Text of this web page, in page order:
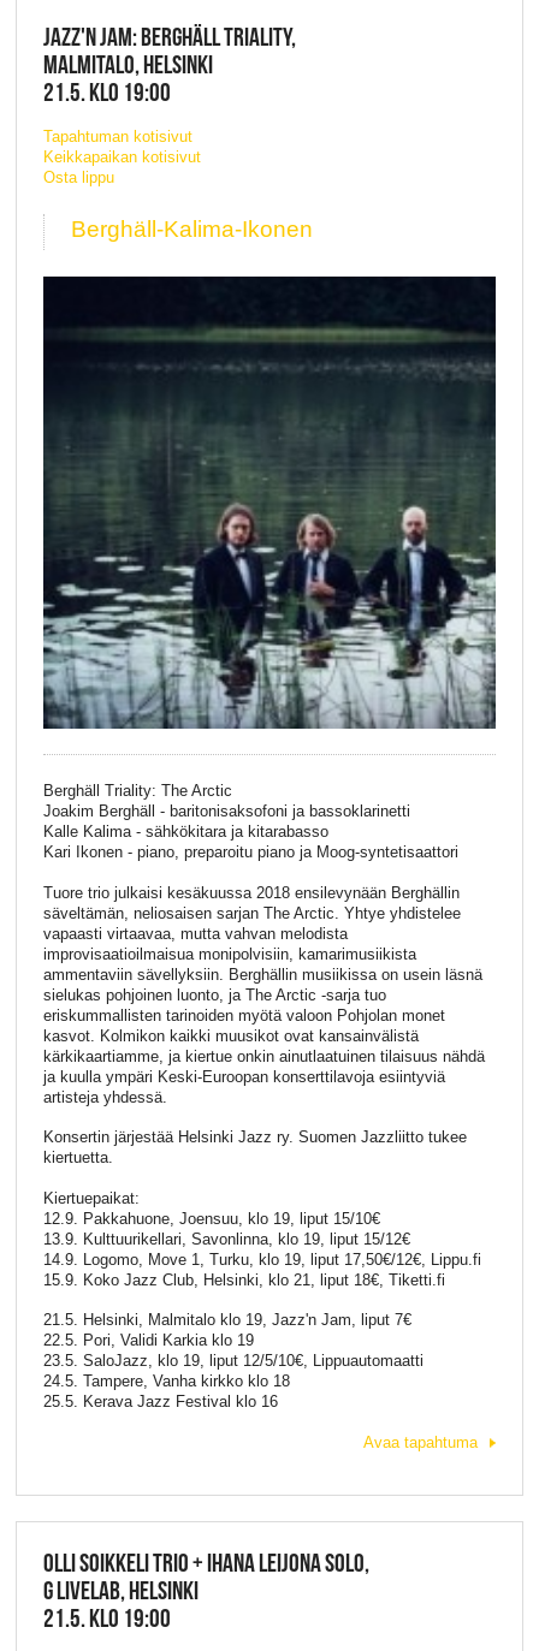
JAZZ'N JAM: BERGHÄLL TRIALITY,
MALMITALO, HELSINKI
21.5. KLO 19:00
Tapahtuman kotisivut
Keikkapaikan kotisivut
Osta lippu
Berghäll-Kalima-Ikonen
Berghäll Triality: The Arctic
Joakim Berghäll - baritonisaksofoni ja bassoklarinetti
Kalle Kalima - sähkökitara ja kitarabasso
Kari Ikonen - piano, preparoitu piano ja Moog-syntetisaattori
Tuore trio julkaisi kesäkuussa 2018 ensilevynään Berghällin
säveltämän, neliosaisen sarjan The Arctic. Yhtye yhdistelee
vapaasti virtaavaa, mutta vahvan melodista
improvisaatioilmaisua monipolvisiin, kamarimusiikista
ammentaviin sävellyksiin. Berghällin musiikissa on usein läsnä
sielukas pohjoinen luonto, ja The Arctic -sarja tuo
eriskummallisten tarinoiden myötä valoon Pohjolan monet
kasvot. Kolmikon kaikki muusikot ovat kansainvälistä
kärkikaartiamme, ja kiertue onkin ainutlaatuinen tilaisuus nähdä
ja kuulla ympäri Keski-Euroopan konserttilavoja esiintyviä
artisteja yhdessä.
Konsertin järjestää Helsinki Jazz ry. Suomen Jazzliitto tukee
kiertuetta.
Kiertuepaikat:
12.9. Pakkahuone, Joensuu, klo 19, liput 15/10€
13.9. Kulttuurikellari, Savonlinna, klo 19, liput 15/12€
14.9. Logomo, Move 1, Turku, klo 19, liput 17,50€/12€, Lippu.fi
15.9. Koko Jazz Club, Helsinki, klo 21, liput 18€, Tiketti.fi
21.5. Helsinki, Malmitalo klo 19, Jazz'n Jam, liput 7€
22.5. Pori, Validi Karkia klo 19
23.5. SaloJazz, klo 19, liput 12/5/10€, Lippuautomaatti
24.5. Tampere, Vanha kirkko klo 18
25.5. Kerava Jazz Festival klo 16
Avaa tapahtuma
OLLI SOIKKELI TRIO + IHANA LEIJONA SOLO,
G LIVELAB, HELSINKI
21.5. KLO 19:00